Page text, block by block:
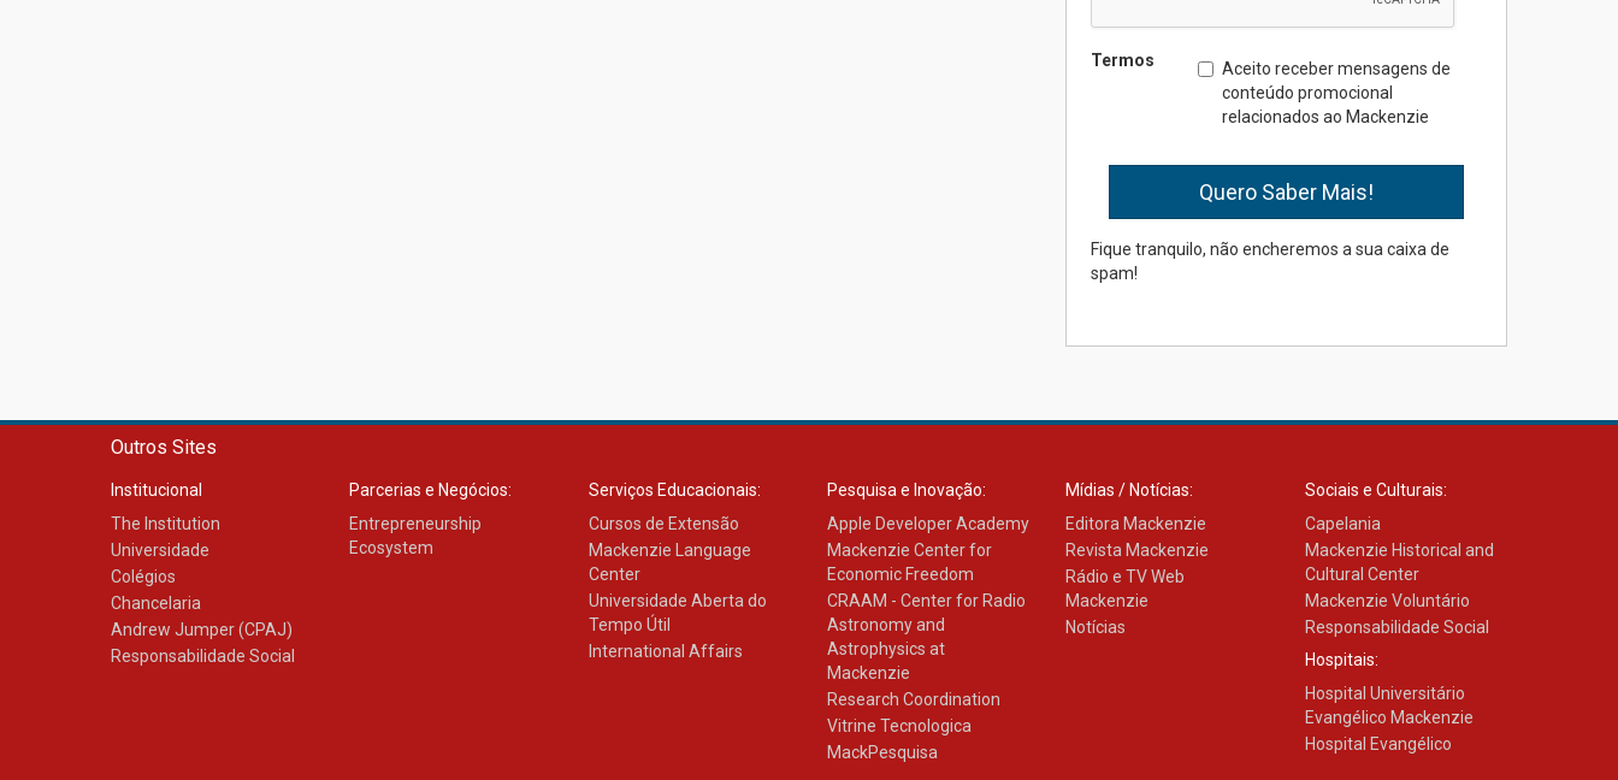
Brasília prepara seus
estudantes para o PAS antes
mesmo do Ensino Médio
04.08.2026
na educação dos filhos além
da escola
educação superior
Termos
Aceito receber mensagens de
conteúdo promocional
relacionados ao Mackenzie
Fique tranquilo, não encheremos a sua caixa de
spam!
Outros Sites
Institucional
The Institution
Universidade
Colégios
Chancelaria
Andrew Jumper (CPAJ)
Responsabilidade Social
Parcerias e Negócios:
Entrepreneurship
Ecosystem
Serviços Educacionais:
Cursos de Extensão
Mackenzie Language
Center
Universidade Aberta do
Tempo Útil
International Affairs
Pesquisa e Inovação:
Apple Developer Academy
Mackenzie Center for
Economic Freedom
CRAAM - Center for Radio
Astronomy and
Astrophysics at
Mackenzie
Research Coordination
Vitrine Tecnologica
MackPesquisa
Mídias / Notícias:
Editora Mackenzie
Revista Mackenzie
Rádio e TV Web
Mackenzie
Notícias
Sociais e Culturais:
Capelania
Mackenzie Historical and
Cultural Center
Mackenzie Voluntário
Responsabilidade Social
Hospitais:
Hospital Universitário
Evangélico Mackenzie
Hospital Evangélico